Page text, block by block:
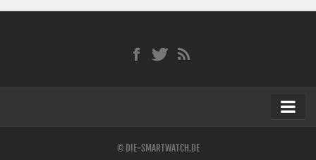
© DIE-SMARTWATCH.DE